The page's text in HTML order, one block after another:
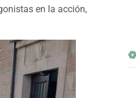
en la acción,